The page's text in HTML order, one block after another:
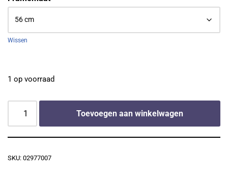
Wissen
1 op voorraad
Toevoegen aan winkelwagen
SKU: 02977007